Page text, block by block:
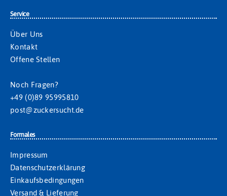
Service
Über Uns
Kontakt
Offene Stellen
Noch Fragen?
+49 (0)89 95995810
post@zuckersucht.de
Formales
Impressum
Datenschutzerklärung
Einkaufsbedingungen
Versand & Lieferung